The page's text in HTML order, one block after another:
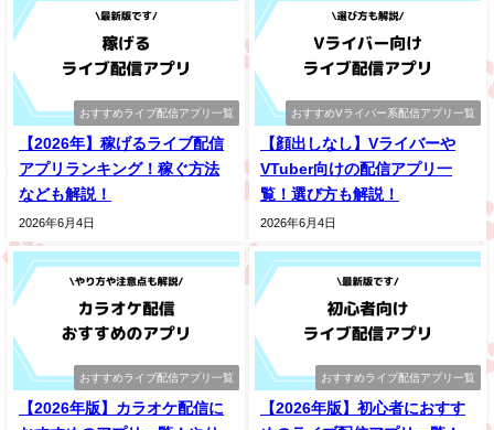
おすすめライブ配信アプリ一覧
【2026年】稼げるライブ配信
アプリランキング！稼ぐ方法
なども解説！
2026年6月4日
おすすめVライバー系配信アプリ一覧
【顔出しなし】Vライバーや
VTuber向けの配信アプリ一
覧！選び方も解説！
2026年6月4日
おすすめライブ配信アプリ一覧
【2026年版】カラオケ配信に
おすすめライブ配信アプリ一覧
【2026年版】初心者におすす